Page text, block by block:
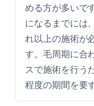
める方が多いで
になるまでには
れ以上の施術が
す。毛周期に合
スで施術を行う
程度の期間を要